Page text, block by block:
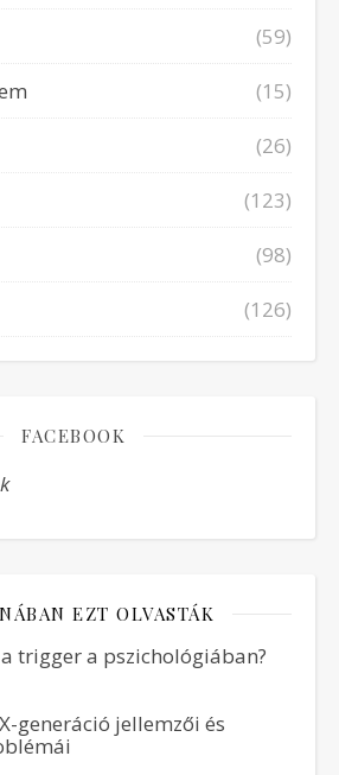
(59)
(15)
(26)
(123)
(98)
(126)
FACEBOOK
EZT OLVASTÁK
trigger a pszichológiában?
generáció jellemzői és